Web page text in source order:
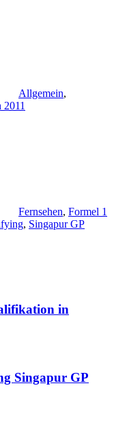
Allgemein,
2011
Fernsehen, Formel 1
, Singapur GP
in
Singapur GP